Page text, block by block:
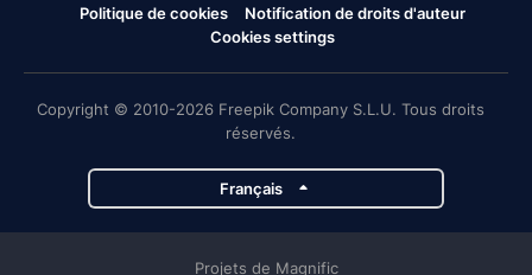
Politique de cookies
Notification de droits d'auteur
Cookies settings
Copyright © 2010-2026 Freepik Company S.L.U. Tous droits
réservés.
Français
Projets de Magnific